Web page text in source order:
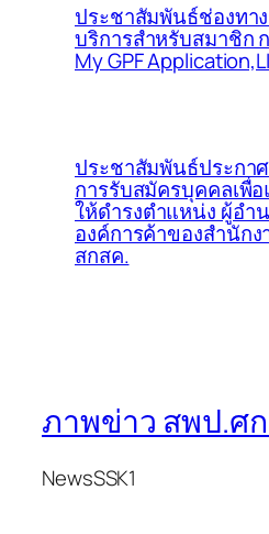
ประชาสัมพันธ์ช่องทา
บริการสำหรับสมาชิก
My GPF
ประชาสัมพันธ์ประกาศ
การรับสมัครบุคคลเพื่
ให้ดำรงตำแหน่ง ผู้อำ
องค์การค้าของสำนักง
สกสค.
ภาพข่าว สพป.ศก
NewsSSK1